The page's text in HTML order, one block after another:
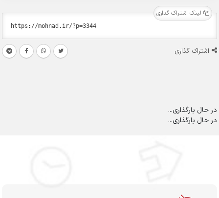
لینک اشتراک گذاری
اشتراک گذاری
در حال بارگذاری...
در حال بارگذاری...